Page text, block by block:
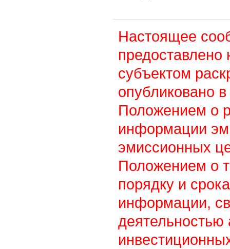
Настоящее
предоставлено
субъектом
опубликовано в
Положением о
информации
эмиссионных
Положением о
порядку и
информации,